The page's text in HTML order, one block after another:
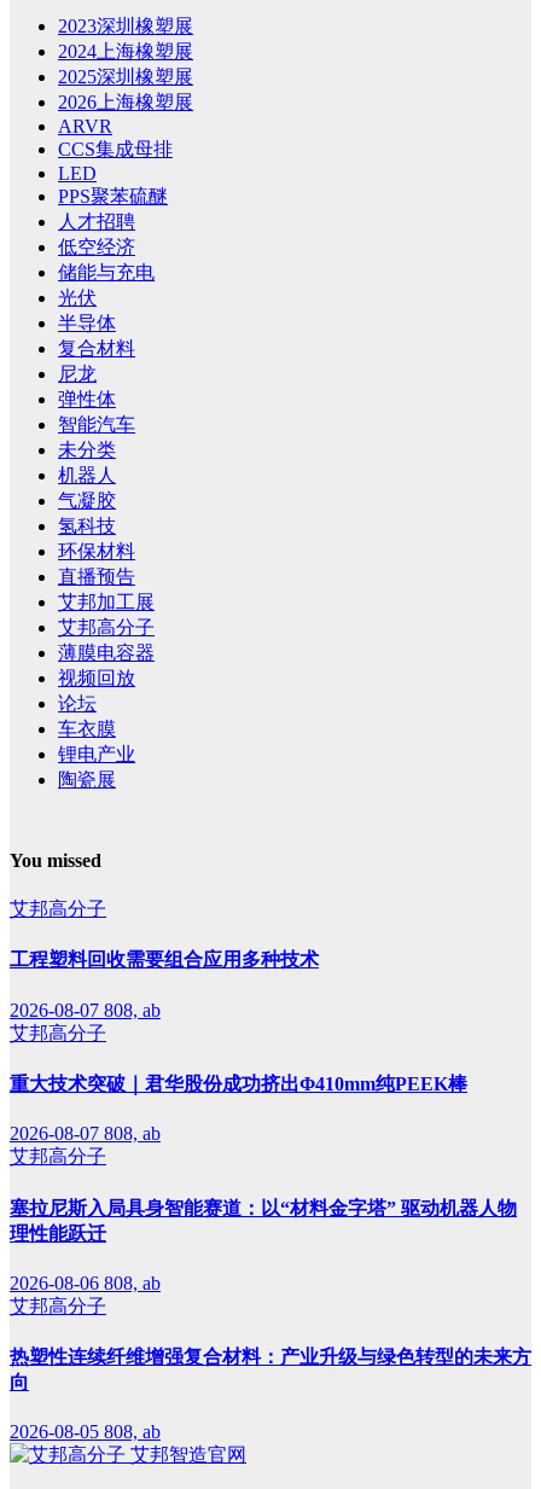
2023深圳橡塑展
2024上海橡塑展
2025深圳橡塑展
2026上海橡塑展
ARVR
CCS集成母排
LED
PPS聚苯硫醚
人才招聘
低空经济
储能与充电
光伏
半导体
复合材料
尼龙
弹性体
智能汽车
未分类
机器人
气凝胶
氢科技
环保材料
直播预告
艾邦加工展
艾邦高分子
薄膜电容器
视频回放
论坛
车衣膜
锂电产业
陶瓷展
You missed
艾邦高分子
工程塑料回收需要组合应用多种技术
2026-08-07 808, ab
艾邦高分子
重大技术突破｜君华股份成功挤出Φ410mm纯PEEK棒
2026-08-07 808, ab
艾邦高分子
塞拉尼斯入局具身智能赛道：以“材料金字塔” 驱动机器人物
理性能跃迁
2026-08-06 808, ab
艾邦高分子
热塑性连续纤维增强复合材料：产业升级与绿色转型的未来方
向
2026-08-05 808, ab